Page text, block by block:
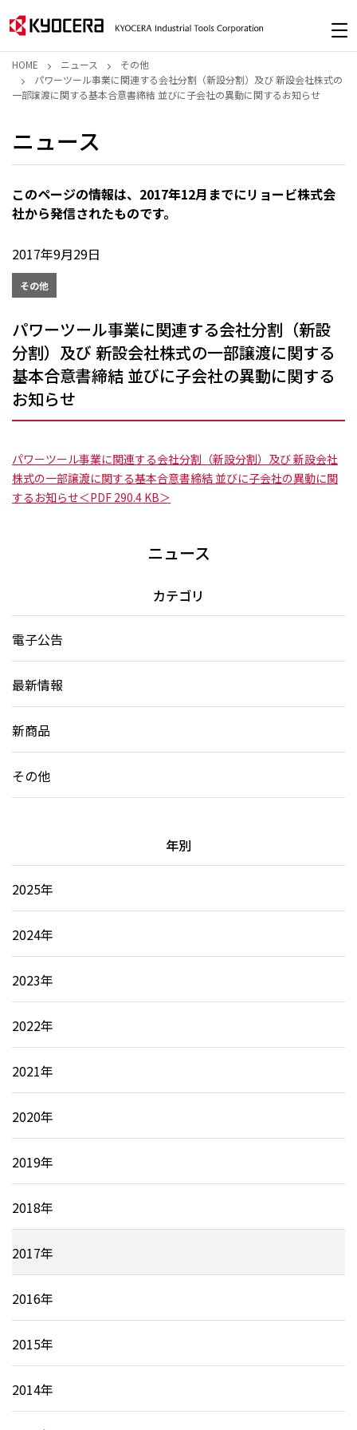
HOME ニュース
その他
パワーツール事業に関連する会社分割（新設分割）及び 新設会社株式の
一部譲渡に関する基本合意書締結 並びに子会社の異動に関するお知らせ
ニュース
このページの情報は、2017年12月までにリョービ株式会
社から発信されたものです。
2017年9月29日
その他
パワーツール事業に関連する会社分割（新設
分割）及び 新設会社株式の一部譲渡に関する
基本合意書締結 並びに子会社の異動に関する
お知らせ
パワーツール事業に関連する会社分割（新設分割）及び 新設会社
株式の一部譲渡に関する基本合意書締結 並びに子会社の異動に関
するお知らせ＜PDF 290.4 KB＞
ニュース
カテゴリ
電子公告
最新情報
新商品
その他
年別
2025年
2024年
2023年
2022年
2021年
2020年
2019年
2018年
2017年
2016年
2015年
2014年